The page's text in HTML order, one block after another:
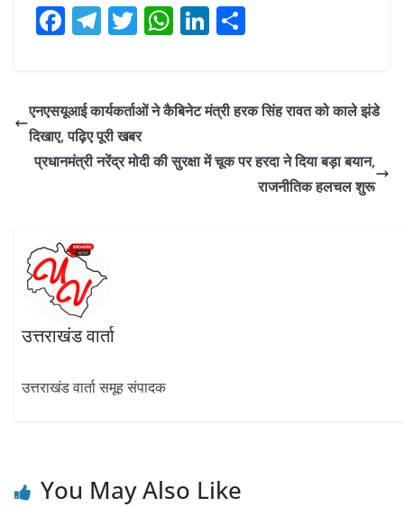
F
b
o
o
T
gr
a
m
T
er
W
s
p
Li
e
n
e
एनएसयूआई कार्यकर्ताओं ने कैबिनेट मंत्री हरक सिंह रावत को काले झंडे
दिखाए, पढ़िए पूरी खबर
प्रधानमंत्री नरेंद्र मोदी की सुरक्षा में चूक पर हरदा ने दिया बड़ा बयान,
राजनीतिक हलचल शुरू
उत्तराखंड वार्ता
उत्तराखंड वार्ता समूह संपादक
You May Also Like